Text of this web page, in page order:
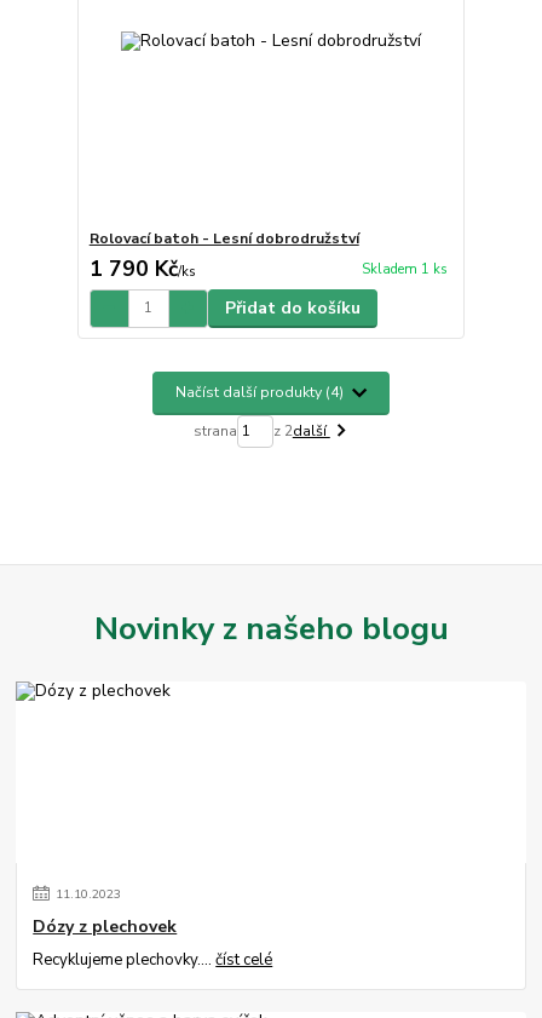
Rolovací batoh - Lesní dobrodružství
1 790 Kč/ks Skladem 1 ks
Přidat do košíku
Načíst další produkty (4)
strana z 2další
Novinky z našeho blogu
11.10.2023
Dózy z plechovek
Recyklujeme plechovky....číst celé